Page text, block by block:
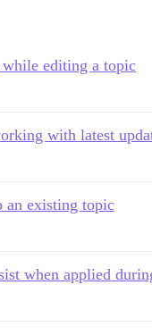
while editing a topic
with latest
an existing topic
when applied